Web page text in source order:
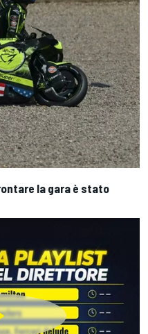
la gara è stato